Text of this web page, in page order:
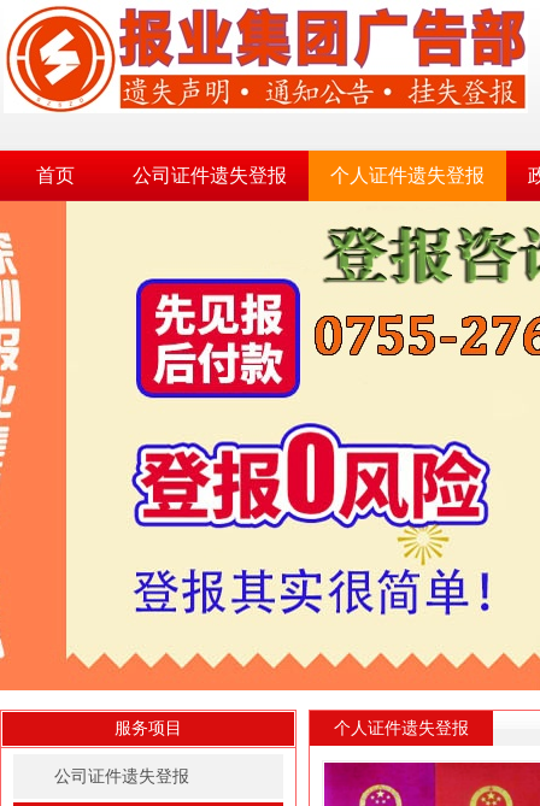
首页 公司证件遗失登报 个人证件遗失登报
服务项目
公司证件遗失登报
个人证件遗失登报